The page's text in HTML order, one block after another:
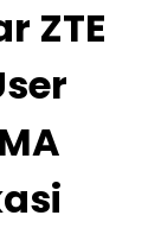
ZTE